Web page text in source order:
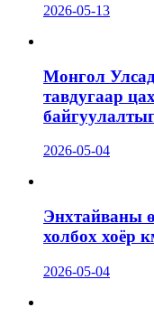
2026-05-13
Монгол
тавдугаар
2026-05-04
Энхтайваны
холбох хоёр
2026-05-04